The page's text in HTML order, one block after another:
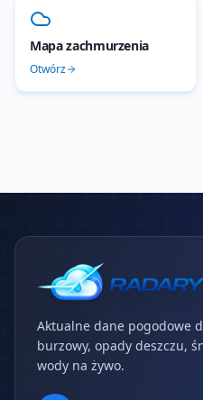
Mapa zachmurzenia
Otwórz
Aktualne dane pogodowe
burzowy, opady deszczu,
wody na żywo.